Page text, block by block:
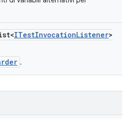
ITestInvocationListener>
.